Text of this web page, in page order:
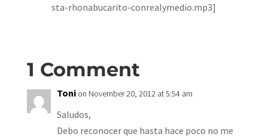
sta-rhonabucarito-conrealymedio.mp3]
1 Comment
Toni on November 20, 2012 at 5:54 am
Saludos,
Debo reconocer que hasta hace poco no me